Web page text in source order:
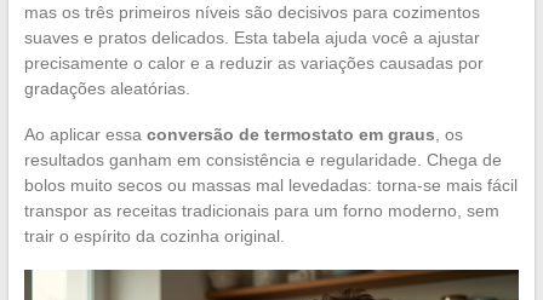
mas os três primeiros níveis são decisivos para cozimentos
suaves e pratos delicados. Esta tabela ajuda você a ajustar
precisamente o calor e a reduzir as variações causadas por
gradações aleatórias.
Ao aplicar essa conversão de termostato em graus , os
resultados ganham em consistência e regularidade. Chega de
bolos muito secos ou massas mal levedadas: torna-se mais fácil
transpor as receitas tradicionais para um forno moderno, sem
trair o espírito da cozinha original.